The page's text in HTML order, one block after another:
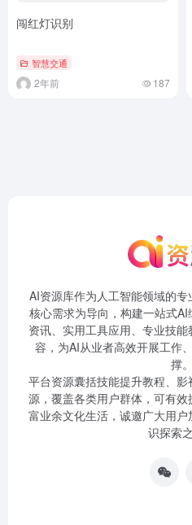
闯红灯识别
智慧交通
2年前 187
AI资源库作为人工智能领域的
核心需求为导向，构建一站式
资讯、实用工具应用、专业技
容，为AI从业者高效开展工作
撑。
平台资源囊括技能提升教程、
源，覆盖各类用户群体，可有
富业余文化生活，诚邀广大用
识探索之